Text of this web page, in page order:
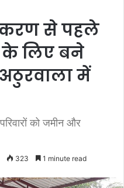
से पहले
के लिए बने
में
को जमीन और
323 1 minute read